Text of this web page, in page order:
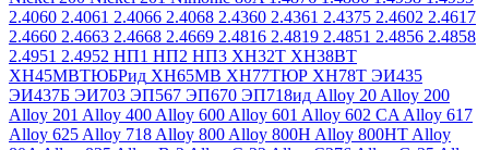
2.4060 2.4061 2.4066 2.4068 2.4360 2.4361 2.4375 2.4602 2.4617
2.4660 2.4663 2.4668 2.4669 2.4816 2.4819 2.4851 2.4856 2.4858
2.4951 2.4952 НП1 НП2 НП3 ХН32Т ХН38ВТ
ХН45МВТЮБРид ХН65МВ ХН77ТЮР ХН78Т ЭИ435
ЭИ437Б ЭИ703 ЭП567 ЭП670 ЭП718ид Alloy 20 Alloy 200
Alloy 201 Alloy 400 Alloy 600 Alloy 601 Alloy 602 CA Alloy 617
Alloy 625 Alloy 718 Alloy 800 Alloy 800H Alloy 800HT Alloy